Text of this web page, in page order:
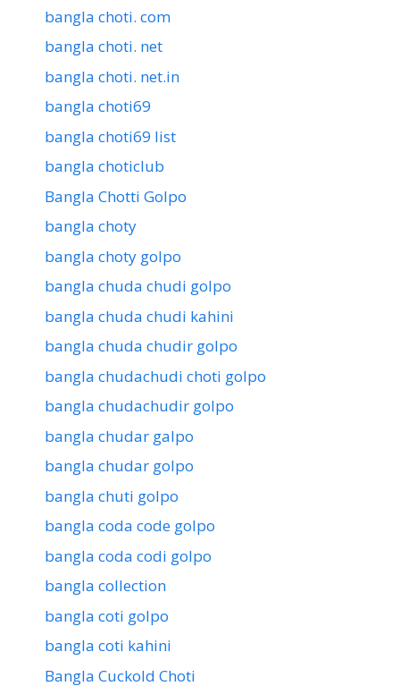
bangla choti. com
bangla choti. net
bangla choti. net.in
bangla choti69
bangla choti69 list
bangla choticlub
Bangla Chotti Golpo
bangla choty
bangla choty golpo
bangla chuda chudi golpo
bangla chuda chudi kahini
bangla chuda chudir golpo
bangla chudachudi choti golpo
bangla chudachudir golpo
bangla chudar galpo
bangla chudar golpo
bangla chuti golpo
bangla coda code golpo
bangla coda codi golpo
bangla collection
bangla coti golpo
bangla coti kahini
Bangla Cuckold Choti